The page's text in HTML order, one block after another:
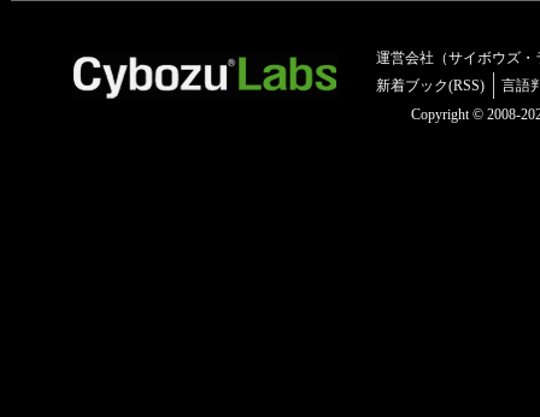
運営会社（サイボウズ・
新着ブック(RSS)
言語
Copyright © 2008-